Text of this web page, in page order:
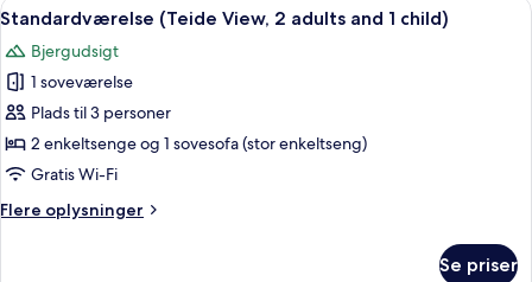
alle
billeder
af
Standardværelse
(Teide
View,
adults
4
Standardværelse (Teide View, 2 adults and 1 child)
Bjergudsigt
1 soveværelse
Plads til 3 personer
2 enkeltsenge og 1 sovesofa (stor enkeltseng)
Gratis Wi-Fi
Flere oplysninger
Flere
Se priser